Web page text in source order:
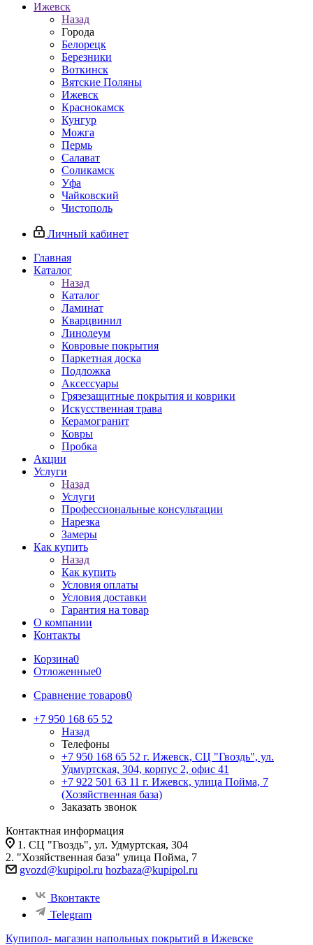
Ижевск
Назад
Города
Белорецк
Березники
Воткинск
Вятские Поляны
Ижевск
Краснокамск
Кунгур
Можга
Пермь
Салават
Соликамск
Уфа
Чайковский
Чистополь
Личный кабинет
Главная
Каталог
Назад
Каталог
Ламинат
Кварцвинил
Линолеум
Ковровые покрытия
Паркетная доска
Подложка
Аксессуары
Грязезащитные покрытия и коврики
Искусственная трава
Керамогранит
Ковры
Пробка
Акции
Услуги
Назад
Услуги
Профессиональные консультации
Нарезка
Замеры
Как купить
Назад
Как купить
Условия оплаты
Условия доставки
Гарантия на товар
О компании
Контакты
Корзина0
Отложенные0
Сравнение товаров0
+7 950 168 65 52
Назад
Телефоны
+7 950 168 65 52 г. Ижевск, СЦ "Гвоздь", ул.
Удмуртская, 304, корпус 2, офис 41
+7 922 501 63 11 г. Ижевск, улица Пойма, 7
(Хозяйственная база)
Заказать звонок
Контактная информация
1. СЦ "Гвоздь", ул. Удмуртская, 304
2. "Хозяйственная база" улица Пойма, 7
gvozd@kupipol.ru hozbaza@kupipol.ru
Вконтакте
Telegram
Купипол- магазин напольных покрытий в Ижевске